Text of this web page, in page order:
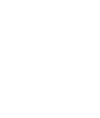
l’Utente
del Servizio.
o consentire
terzi. Tali
soggetti ai